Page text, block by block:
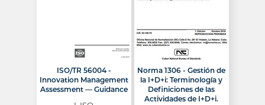
ISO/TR 56004 -
Innovation Management
Assessment — Guidance
Norma 1306 - Gestión de
la I+D+i: Terminología y
Definiciones de las
Actividades de I+D+i.